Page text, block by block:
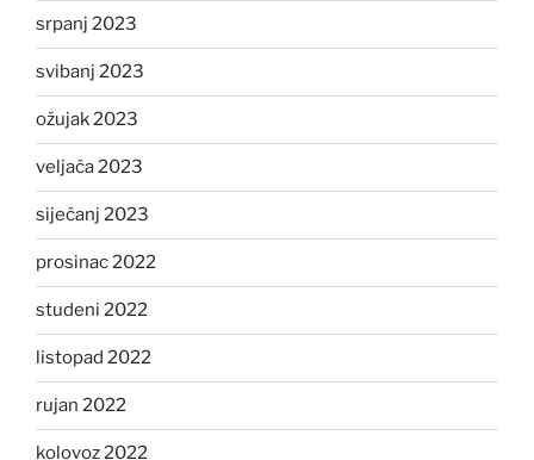
srpanj 2023
svibanj 2023
ožujak 2023
veljača 2023
siječanj 2023
prosinac 2022
studeni 2022
listopad 2022
rujan 2022
kolovoz 2022